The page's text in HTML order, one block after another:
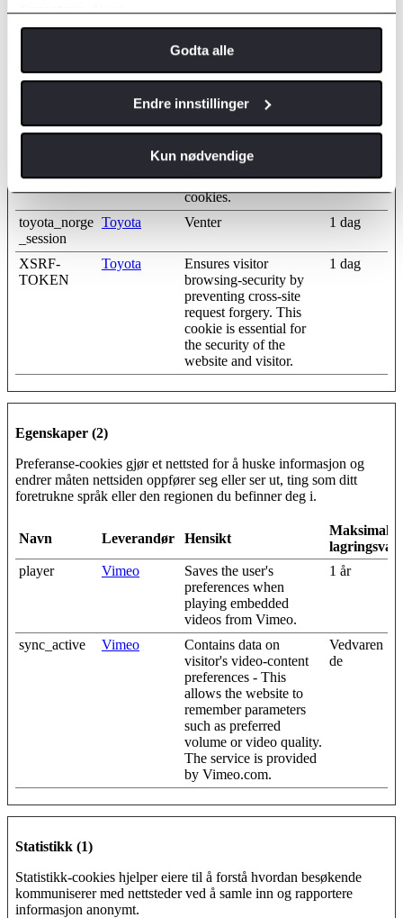
tjenestene deres.
Godta alle
Endre innstillinger
Kun nødvendige
algoliasearch
VWXYZ
Toyota Venter
Vedvaren
ent
Cookiebot
Stores the user's cookie
consent state for the
current domain
Used to check if the
user's browser supports
cookies.
toyota_norge
_session
Toyota Venter 1 dag
XSRF-
TOKEN
Toyota
Ensures visitor
browsing-security by
preventing cross-site
request forgery. This
cookie is essential for
the security of the
website and visitor.
1 dag
Egenskaper (2)
Preferanse-cookies gjør et nettsted for å huske informasjon og
endrer måten nettsiden oppfører seg eller ser ut, ting som ditt
foretrukne språk eller den regionen du befinner deg i.
Navn Leverandør Hensikt
Maksimal
player
Vimeo
Saves the user's
preferences when
playing embedded
videos from Vimeo.
1 år
sync_active Vimeo
Contains data on
visitor's video-content
preferences - This
allows the website to
remember parameters
such as preferred
volume or video quality.
The service is provided
by Vimeo.com.
Vedvaren
de
Statistikk (1)
Statistikk-cookies hjelper eiere til å forstå hvordan besøkende
kommuniserer med nettsteder ved å samle inn og rapportere
informasjon anonymt.